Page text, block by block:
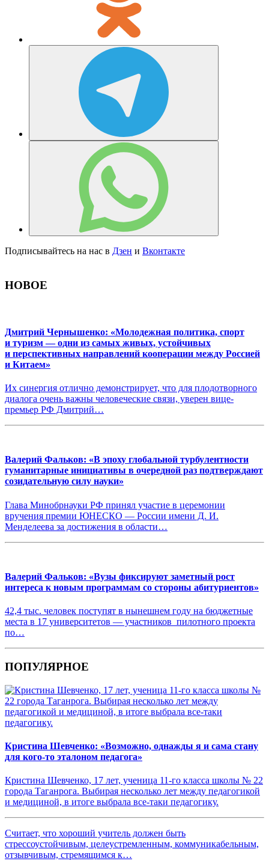
Подписывайтесь на нас в Дзен и Вконтакте
НОВОЕ
Дмитрий Чернышенко: «Молодежная политика, спорт
и туризм — одни из самых живых, устойчивых
и перспективных направлений кооперации между Россией
и Китаем»
Их синергия отлично демонстрирует, что для плодотворного
диалога очень важны человеческие связи, уверен вице-
премьер РФ Дмитрий…
Валерий Фальков: «В эпоху глобальной турбулентности
гуманитарные инициативы в очередной раз подтверждают
созидательную силу науки»
Глава Минобрнауки РФ принял участие в церемонии
вручения премии ЮНЕСКО — России имени Д. И.
Менделеева за достижения в области…
Валерий Фальков: «Вузы фиксируют заметный рост
интереса к новым программам со стороны абитуриентов»
42,4 тыс. человек поступят в нынешнем году на бюджетные
места в 17 университетов — участников пилотного проекта
по…
ПОПУЛЯРНОЕ
Кристина Шевченко: «Возможно, однажды я и сама стану
для кого-то эталоном педагога»
Кристина Шевченко, 17 лет, ученица 11-го класса школы № 22
города Таганрога. Выбирая несколько лет между педагогикой
и медициной, в итоге выбрала все-таки педагогику.
Считает, что хороший учитель должен быть
стрессоустойчивым, целеустремленным, коммуникабельным,
отзывчивым, стремящимся к…